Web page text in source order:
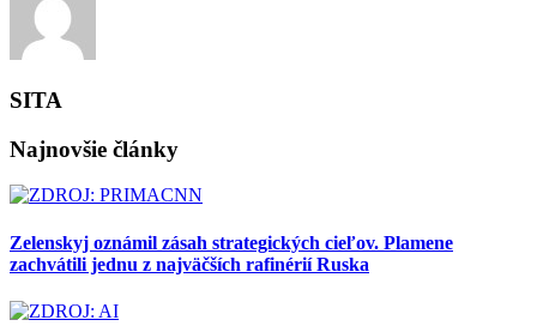
SITA
Najnovšie články
Zelenskyj oznámil zásah strategických cieľov. Plamene
zachvátili jednu z najväčších rafinérií Ruska